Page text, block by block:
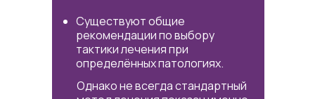
Однако не всегда стандартный
Существуют общие
рекомендации по выбору
тактики лечения при
определённых патологиях.